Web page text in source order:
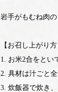
岩手がもむね肉
【お召し上がり方
1. お米2合をとい
2. 具材は汁ごと
3. 炊飯器で炊き